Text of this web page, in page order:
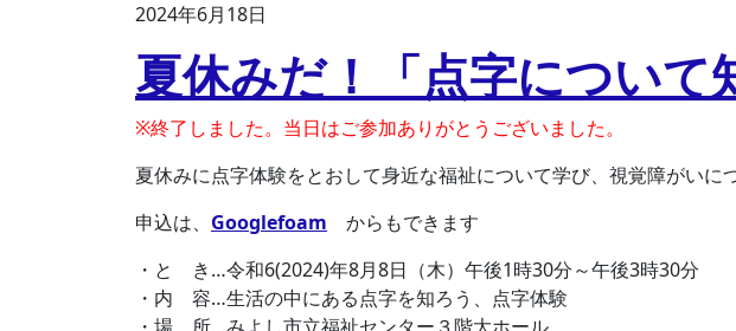
2024年6月18日
夏休みだ！「点字について
※終了しました。当日はご参加ありがとうございました。
夏休みに点字体験をとおして身近な福祉について学び、視覚障がいに
申込は、 Googlefoam からもできます
・と き…令和6(2024)年8月8日（木）午後1時30分～午後3時30分
・内 容…生活の中にある点字を知ろう、点字体験